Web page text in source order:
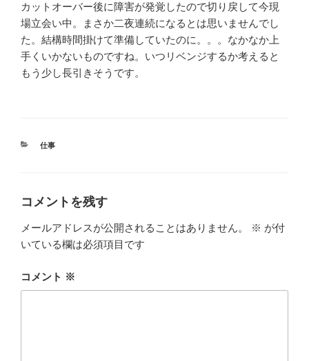
カットオーバー後に障害が発覚したので切り戻して今現
場立会い中。まさか二夜連続になるとは思いませんでし
た。結構時間掛けて準備していたのに。。。なかなか上
手くいかないものですね。いつリベンジするか考えると
もう少し長引きそうです。
カ
仕事
コメントを残す
メールアドレスが公開されることはありません。 ※ が付
いている欄は必須項目です
コメント ※